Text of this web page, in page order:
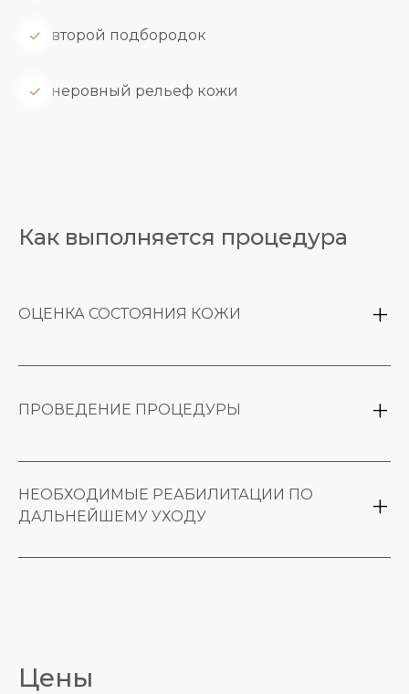
второй подбородок
неровный рельеф кожи
Как выполняется процедура
ОЦЕНКА СОСТОЯНИЯ КОЖИ
очищение кожи от макияжа и загрязнений
ПРОВЕДЕНИЕ ПРОЦЕДУРЫ
равномерная обработка выбранных зон
радиочастотной энергией
НЕОБХОДИМЫЕ РЕАБИЛИТАЦИИ ПО
ДАЛЬНЕЙШЕМУ УХОДУ
Цены